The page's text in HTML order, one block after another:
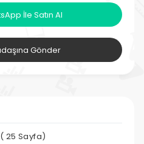
İle Satın Al
Gönder
25 Sayfa)